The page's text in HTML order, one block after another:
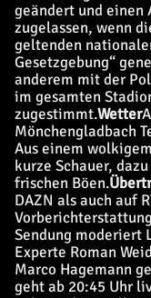
geändert und einen
zugelassen, wenn
geltenden
Gesetzgebung“
anderem mit der
im gesamten
zugestimmt.Wetter
Mönchengladbach
Aus einem
kurze Schauer,
frischen Böen.
DAZN als auch auf
Sendung moderiert
Experte Roman
Marco Hagemann
geht ab 20:45 Uhr